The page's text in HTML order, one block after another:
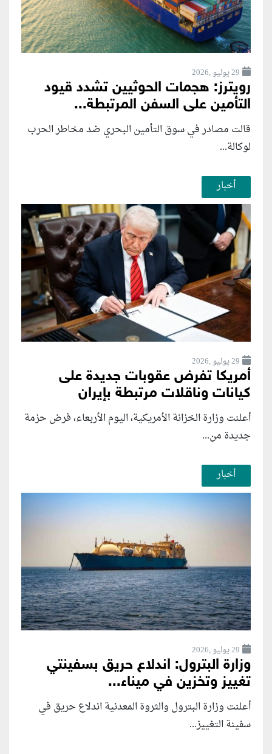
29 يوليو ,2026
رويترز: هجمات الحوثيين تشدد قيود
التأمين على السفن المرتبطة...
قالت مصادر في سوق التأمين البحري ضد مخاطر الحرب
لوكالة...
أخبار
29 يوليو ,2026
أمريكا تفرض عقوبات جديدة على
كيانات وناقلات مرتبطة بإيران
أعلنت وزارة الخزانة الأمريكية، اليوم الأربعاء، فرض حزمة
جديدة من...
أخبار
29 يوليو ,2026
وزارة البترول: اندلاع حريق بسفينتي
تغييز وتخزين في ميناء...
أعلنت وزارة البترول والثروة المعدنية اندلاع حريق في
سفينة التغييز...